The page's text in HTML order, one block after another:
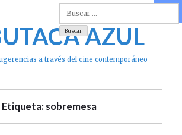
AZUL
a través del cine contemporáneo
Etiqueta: sobremesa